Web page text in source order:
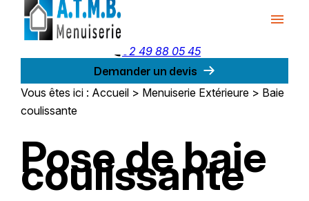
menu
phone 02 49 88 05 45
Demander un devis
Vous êtes ici : Accueil> Menuiserie Extérieure> Baie
coulissante
Pose de baie
coulissante
Panneau de gestion des cookies